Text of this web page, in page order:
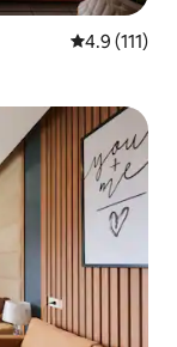
5 पैकी 4.9
4.9 (111)